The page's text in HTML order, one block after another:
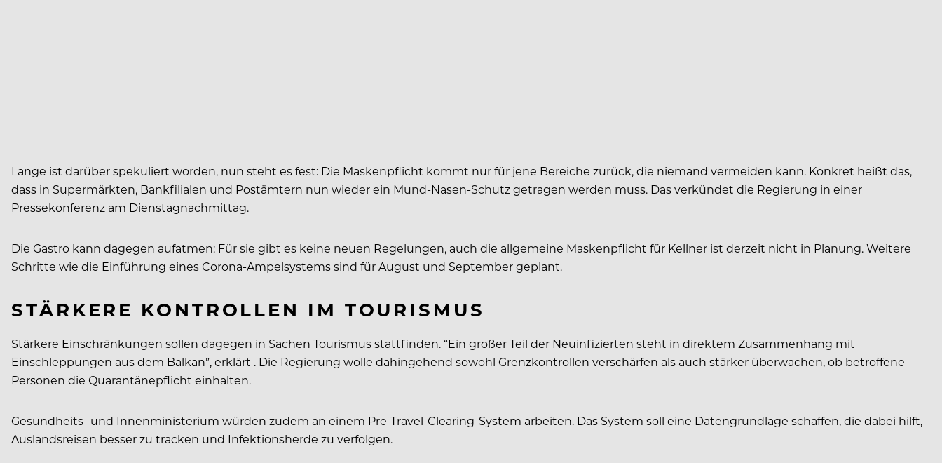
Lange ist darüber spekuliert worden, nun steht es fest: Die Maskenpflicht kommt nur für jene Bereiche zurück, die niemand vermeiden kann. Konkret heißt das,
dass in Supermärkten, Bankfilialen und Postämtern nun wieder ein Mund-Nasen-Schutz getragen werden muss. Das verkündet die Regierung in einer
Pressekonferenz am Dienstagnachmittag.
Die Gastro kann dagegen aufatmen: Für sie gibt es keine neuen Regelungen, auch die allgemeine Maskenpflicht für Kellner ist derzeit nicht in Planung. Weitere
Schritte wie die Einführung eines Corona-Ampelsystems sind für August und September geplant.
STÄRKERE KONTROLLEN IM TOURISMUS
Stärkere Einschränkungen sollen dagegen in Sachen Tourismus stattfinden. “Ein großer Teil der Neuinfizierten steht in direktem Zusammenhang mit
Einschleppungen aus dem Balkan”, erklärt . Die Regierung wolle dahingehend sowohl Grenzkontrollen verschärfen als auch stärker überwachen, ob betroffene
Personen die Quarantänepflicht einhalten.
Gesundheits- und Innenministerium würden zudem an einem Pre-Travel-Clearing-System arbeiten. Das System soll eine Datengrundlage schaffen, die dabei hilft,
Auslandsreisen besser zu tracken und Infektionsherde zu verfolgen.